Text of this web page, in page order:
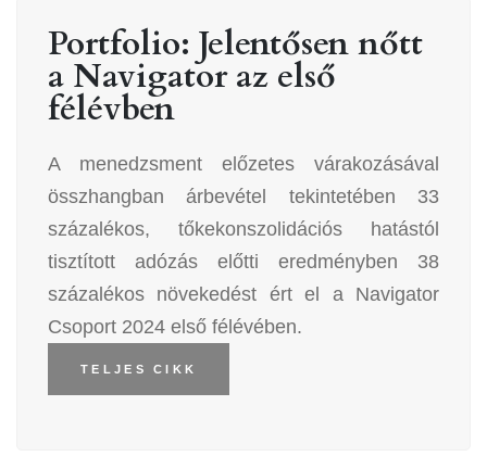
Portfolio: Jelentősen nőtt
a Navigator az első
félévben
A menedzsment előzetes várakozásával
összhangban árbevétel tekintetében 33
százalékos, tőkekonszolidációs hatástól
tisztított adózás előtti eredményben 38
százalékos növekedést ért el a Navigator
Csoport 2024 első félévében.
TELJES CIKK